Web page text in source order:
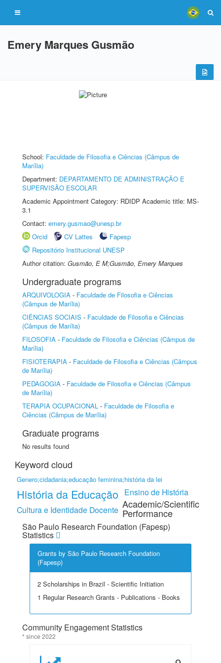
Emery Marques Gusmão
School: Faculdade de Filosofia e Ciências (Câmpus de
Marília)
Department: DEPARTAMENTO DE ADMINISTRAÇÃO E
SUPERVISÃO ESCOLAR
Academic Appointment Category: RDIDP Academic title: MS-
3.1
Contact: emery.gusmao@unesp.br
Orcid
CV Lattes
Fapesp
Repositório Institucional UNESP
Author citation: Gusmão, E M;Gusmão, Emery Marques
Undergraduate programs
ARQUIVOLOGIA - Faculdade de Filosofia e Ciências
(Câmpus de Marília)
CIÊNCIAS SOCIAIS - Faculdade de Filosofia e Ciências
(Câmpus de Marília)
FILOSOFIA - Faculdade de Filosofia e Ciências (Câmpus de
Marília)
FISIOTERAPIA - Faculdade de Filosofia e Ciências (Câmpus
de Marília)
PEDAGOGIA - Faculdade de Filosofia e Ciências (Câmpus
de Marília)
TERAPIA OCUPACIONAL - Faculdade de Filosofia e
Ciências (Câmpus de Marília)
Graduate programs
No results found
Keyword cloud
Genero;cidadania;educação feminina;história da lei
História da Educação
Ensino de História
Cultura e Identidade Docente Academic/Scientific
Performance
São Paulo Research Foundation (Fapesp)
Statistics
Grants by São Paulo Research Foundation
(Fapesp)
2 Scholarships in Brazil - Scientific Initiation
1 Regular Research Grants - Publications - Books
Community Engagement Statistics
* since 2022